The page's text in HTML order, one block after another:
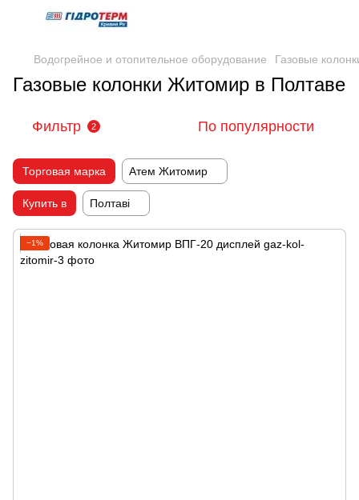
Водогрейное и отопительное оборудование Газовые
Газовые колонки Житомир в Полтаве
Фильтр 2 По популярности
Торговая марка Атем Житомир
Купить в Полтаві
−1%